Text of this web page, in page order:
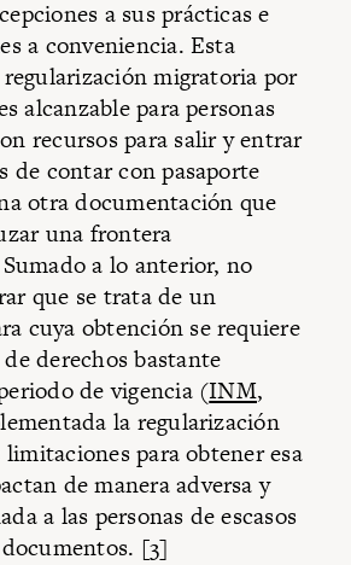
a sus prácticas e
a conveniencia. Esta
migratoria por
alcanzable para personas
recursos para salir y entrar
de contar con pasaporte
otra documentación que
una frontera
a lo anterior, no
que se trata de un
cuya obtención se requiere
derechos bastante
de vigencia (INM,
la regularización
para obtener esa
de manera adversa y
a las personas de escasos
[3]